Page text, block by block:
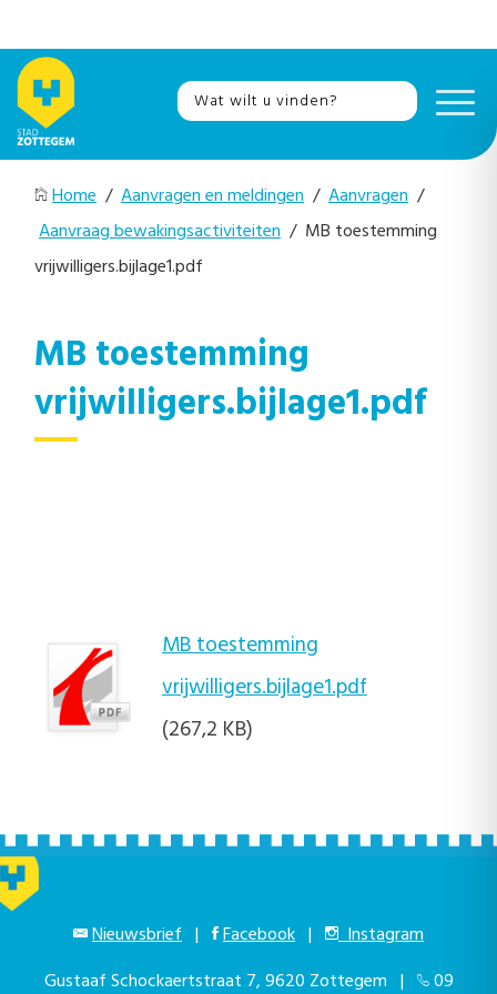
Home / Aanvragen en meldingen / Aanvragen /
Aanvraag bewakingsactiviteiten / MB toestemming
vrijwilligers.bijlage1.pdf
MB toestemming
vrijwilligers.bijlage1.pdf
MB toestemming
vrijwilligers.bijlage1.pdf
(267,2 KB)
Nieuwsbrief | Facebook |
Instagram
Gustaaf Schockaertstraat 7, 9620 Zottegem |
09